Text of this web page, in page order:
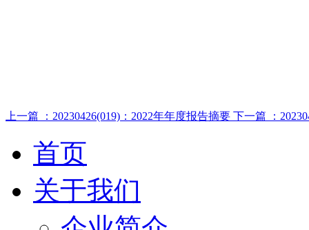
上一篇 ：20230426(019)：2022年年度报告摘要 下一篇 ：
首页
关于我们